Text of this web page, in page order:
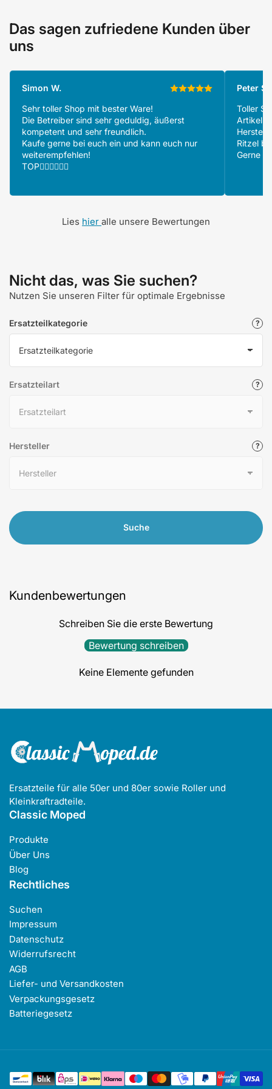
Das sagen zufriedene Kunden über
uns
Simon W.
Sehr toller Shop mit bester Ware!
Die Betreiber sind sehr geduldig, äußerst
kompetent und sehr freundlich.
Kaufe gerne bei euch ein und kann euch nur
weiterempfehlen!
TOP👍🏻👍🏻👍🏻
Peter S.
Toller
Artikeln
Ritzel
Gerne
Lies hier alle unsere Bewertungen
Nicht das, was Sie suchen?
Nutzen Sie unseren Filter für optimale Ergebnisse
Ersatzteilkategorie
Ersatzteilart
Hersteller
Suche
Kundenbewertungen
Schreiben Sie die erste Bewertung
Bewertung schreiben
Keine Elemente gefunden
Ersatzteile für alle 50er und 80er sowie Roller und
Kleinkraftradteile.
Classic Moped
Produkte
Über Uns
Blog
Rechtliches
Suchen
Impressum
Datenschutz
Widerrufsrecht
AGB
Liefer- und Versandkosten
Verpackungsgesetz
Batteriegesetz
Zahlungsmethoden